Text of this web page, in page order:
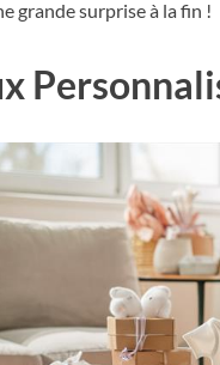
grande surprise à la fin !